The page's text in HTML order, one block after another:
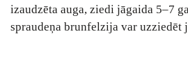
izaudzēta auga, ziedi jāgaida 5–7
spraudeņa brunfelzija var uzziedēt